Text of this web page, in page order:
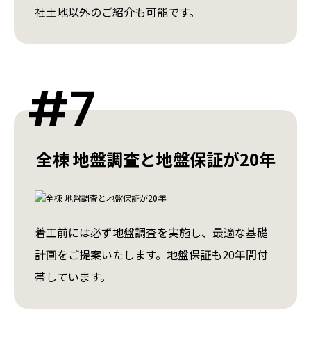
社土地以外のご紹介も可能です。
#7
全棟 地盤調査と地盤保証が20年
着工前には必ず地盤調査を実施し、最適な基礎
計画をご提案いたします。地盤保証も20年間付
帯しています。